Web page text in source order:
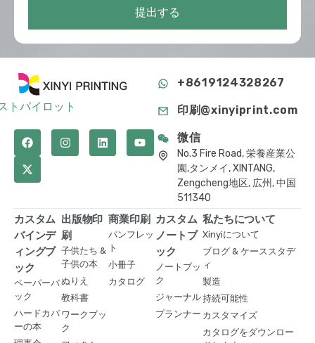
提出する
トパイロット
+8619124328267
印刷@xinyiprint.com
微信
No.3 Fire Road, 栄養産業公
園,タンメイ, XINTANG,
Zengcheng地区, 広州, 中国
511340
カスタム
バインデ
ィングブ
ック
ペーパーバ
ック
ハードカバ
ーの本
出版物印
刷
子供たち &
子供の本
ぬりえ
教科書
ワークブッ
ク
商業印刷
パンフレッ
ト
小冊子
カタログ
カスタム
ノートブ
ック
ノートブッ
ク
ジャーナル
プランナー
私たちについて
Xinyiについて
ブログ & ケーススタデ
ィ
製造
持続可能性
カスタマイズ
カタログをダウンロー